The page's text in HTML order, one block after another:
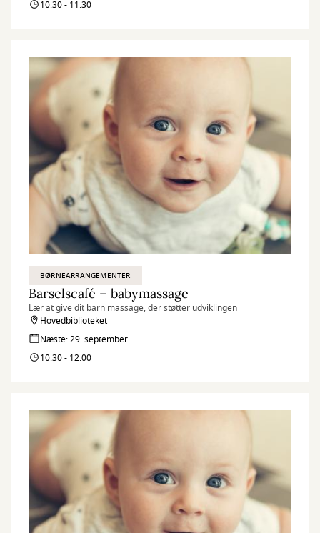
10:30 - 11:30
BØRNEARRANGEMENTER
Barselscafé – babymassage
Lær at give dit barn massage, der støtter udviklingen
Hovedbiblioteket
Næste: 29. september
10:30 - 12:00